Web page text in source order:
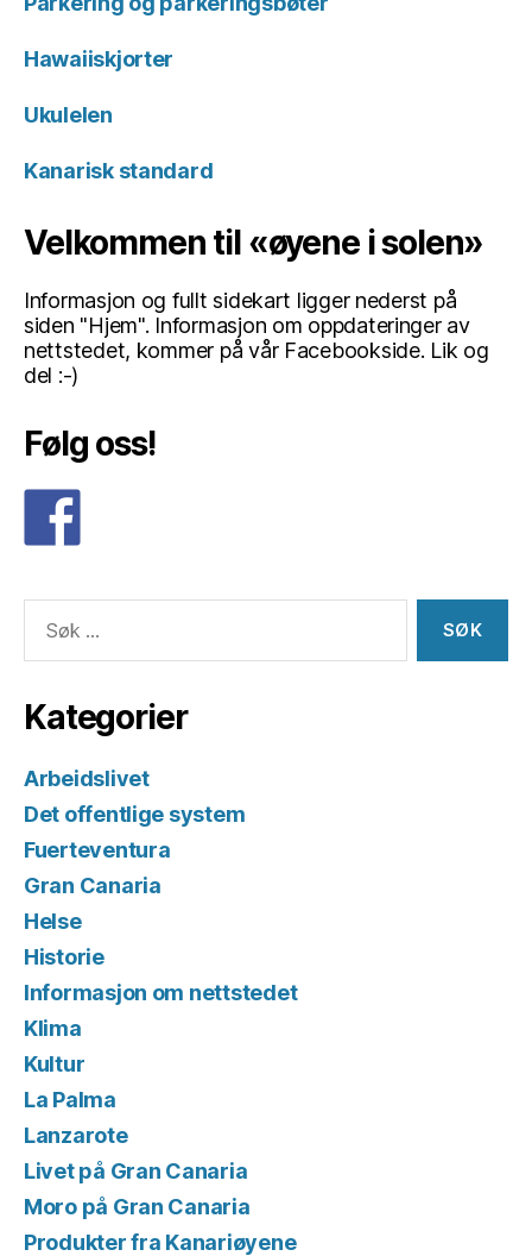
Hawaiiskjorter
Ukulelen
Kanarisk standard
Velkommen til «øyene i solen»
Informasjon og fullt sidekart ligger nederst på
siden "Hjem". Informasjon om oppdateringer av
nettstedet, kommer på vår Facebookside. Lik og
del :-)
Følg oss!
etter:
Kategorier
Arbeidslivet
Det offentlige system
Fuerteventura
Gran Canaria
Helse
Historie
Informasjon om nettstedet
Klima
Kultur
La Palma
Lanzarote
Livet på Gran Canaria
Moro på Gran Canaria
Produkter fra Kanariøyene